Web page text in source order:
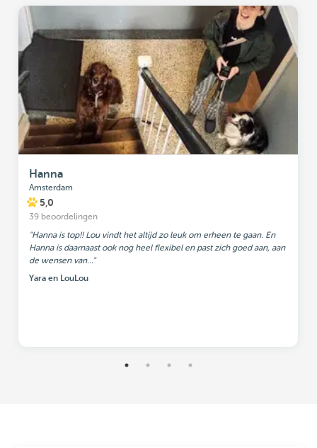
Hanna
Amsterdam
5,0
39 beoordelingen
"Hanna is top!! Lou vindt het altijd zo leuk om erheen te gaan. En
Hanna is daarnaast ook nog heel flexibel en past zich goed aan, aan
de wensen van..."
Yara en LouLou